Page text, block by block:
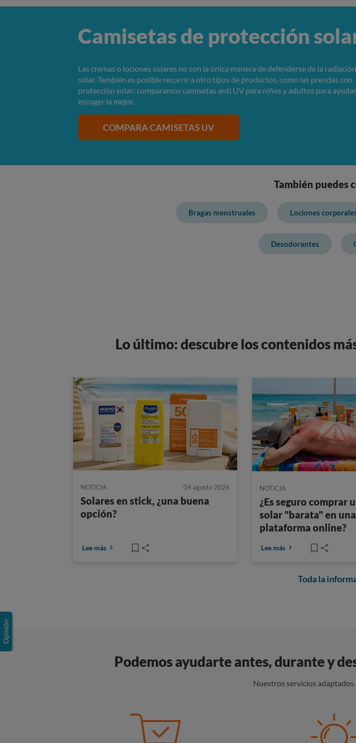
Camisetas de protección
Las cremas o lociones solares no son la única manera de defenderse de la radiación
solar. También es posible recurrir a otro tipos de productos, como las prendas con
protección solar: comparamos camisetas anti UV para niños y adultos para
escoger la mejor.
COMPARA CAMISETAS UV
También puedes
Bragas menstruales Lociones
Desodorantes
Lo último: descubre los contenidos
NOTICIA 04 agosto 2026
Solares en stick, ¿una buena
opción?
Lee más
NOTICIA
¿Es seguro comprar
solar "barata" en una
plataforma online?
Lee más
Toda la
Podemos ayudarte antes, durante y
Nuestros servicios adaptados